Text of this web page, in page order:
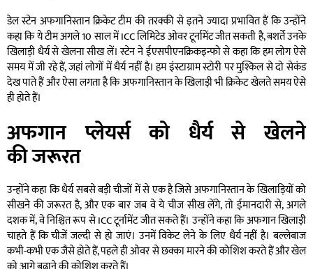
डेल स्टेन अफगानिस्तान क्रिकेट टीम की तरक्की से इतने ज्यादा प्रभावित हैं कि उन्होंने
कहा कि ये टीम अगले 10 साल में ICC लिमिटेड ओवर टूर्नामेंट जीत सकती है, बशर्ते उनके
खिलाड़ी धैर्य से खेलना सीख लें। स्टेन ने ईएसपीएनक्रिकइन्फो से कहा कि हम लोग ऐसे
समय में जी रहे हैं, जहां लोगों में धैर्य नहीं है। हम इंस्टाग्राम स्टोरी पर मुश्किल से दो सेकंड
देख पाते हैं और ऐसा लगता है कि अफगानिस्तान के खिलाड़ी भी क्रिकेट खेलते समय ऐसे
ही होते हैं।
अफगान प्लेयर्स को धैर्य से खेलने
की जरूरत
उन्होंने कहा कि धैर्य सबसे बड़ी चीजों में से एक है जिसे अफगानिस्तान के खिलाड़ियों को
सीखने की जरूरत है, और एक बार जब वे ये चीज सीख लेंगे, तो ईमानदारी से, अगले
दशक में, वे निश्चित रूप से ICC टूर्नामेंट जीत सकते हैं। उन्होंने कहा कि अफगान खिलाड़ी
चाहते हैं कि चीजें जल्दी से हो जाएं। उनमें विकेट लेने के लिए धैर्य नहीं है। बल्लेबाज
कभी-कभी एक जैसे होते हैं, पहले ही ओवर से छक्का मारने की कोशिश करते हैं और खेल